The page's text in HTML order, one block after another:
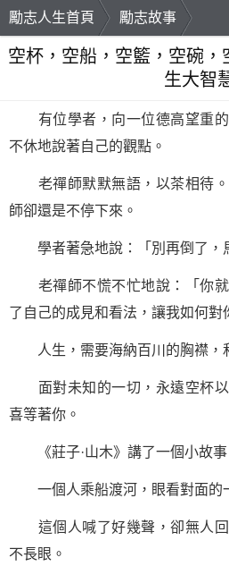
勵志人生首頁
勵志故事
空杯，空船，空籃，空碗，
生大智
有位學者，向一位德高望重的
不休地說著自己的觀點。
老禪師默默無語，以茶相待。
師卻還是不停下來。
學者著急地說：「別再倒了，
老禪師不慌不忙地說：「你就
了自己的成見和看法，讓我如何對
人生，需要海納百川的胸襟，
面對未知的一切，永遠空杯以
喜等著你。
《莊子·山木》講了一個小故事
一個人乘船渡河，眼看對面的
這個人喊了好幾聲，卻無人回
不長眼。